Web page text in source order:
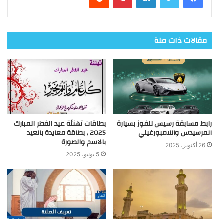
مقالات ذات صلة
رابط مسابقة رسيس للفوز بسيارة
المرسيدس واللامبورغيني
26 أكتوبر، 2025
بطاقات تهنئة عيد الفطر المبارك
2025 , بطاقة معايدة بالعيد
بالاسم والصورة
5 يونيو، 2025